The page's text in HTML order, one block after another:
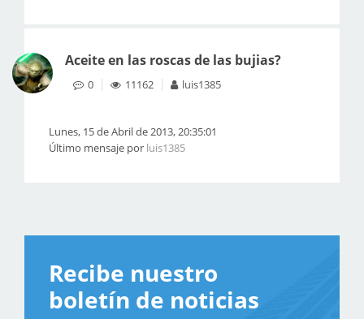
Aceite en las roscas de las bujias?
0 11162 luis1385
Lunes, 15 de Abril de 2013, 20:35:01
Último mensaje por luis1385
Recibe nuestro
boletín de noticias